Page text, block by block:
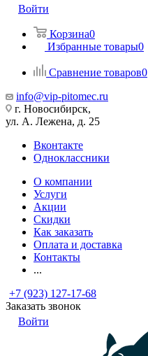
Войти
Корзина0
Избранные товары0
Сравнение товаров0
info@vip-pitomec.ru
г. Новосибирск,
ул. А. Лежена, д. 25
Вконтакте
Одноклассники
О компании
Услуги
Акции
Скидки
Как заказать
Оплата и доставка
Контакты
...
+7 (923) 127-17-68
Заказать звонок
Войти